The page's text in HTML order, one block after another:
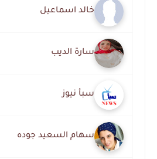
خالد اسماعيل
سارة الديب
سبأ نيوز
سهام السعيد جوده